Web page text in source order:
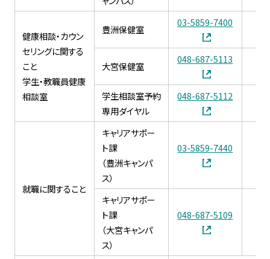
健康相談・カウン
セリングに関する
こと
学生・教職員健康
相談室
豊洲保健室
03-5859-7400
大宮保健室
048-687-5113
学生相談室予約
専用ダイヤル
048-687-5112
就職に関すること
キャリアサポー
ト課
（豊洲キャンパ
ス）
03-5859-7440
キャリアサポー
ト課
（大宮キャンパ
ス）
048-687-5109